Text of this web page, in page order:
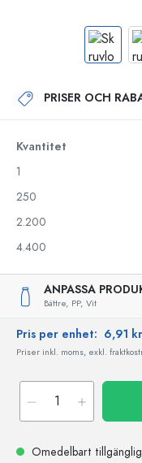
PRISER OCH
Kvantitet
1
250
2.200
4.400
ANPASSA
Bättre, PP, Vit
Pris per enhet: 6,91 kr
Priser inkl. moms, exkl.
Omedelbart